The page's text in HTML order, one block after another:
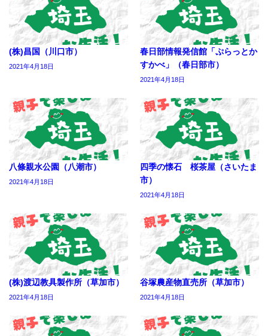
(株)昌国（川口市）
2021年4月18日
春日部情報発信館「ぷらっとか
すかべ」（春日部市）
2021年4月18日
八條親水公園（八潮市）
2021年4月18日
四季の懐石 桜茶屋（さいたま
市）
2021年4月18日
(株)渡辺教具製作所（草加市）
2021年4月18日
谷塚農産物直売所（草加市）
2021年4月18日